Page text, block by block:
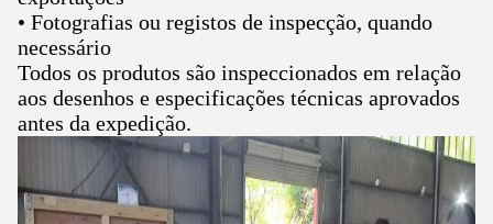
• Fotografias ou registos de inspecção, quando
necessário
Todos os produtos são inspeccionados em relação
aos desenhos e especificações técnicas aprovados
antes da expedição.